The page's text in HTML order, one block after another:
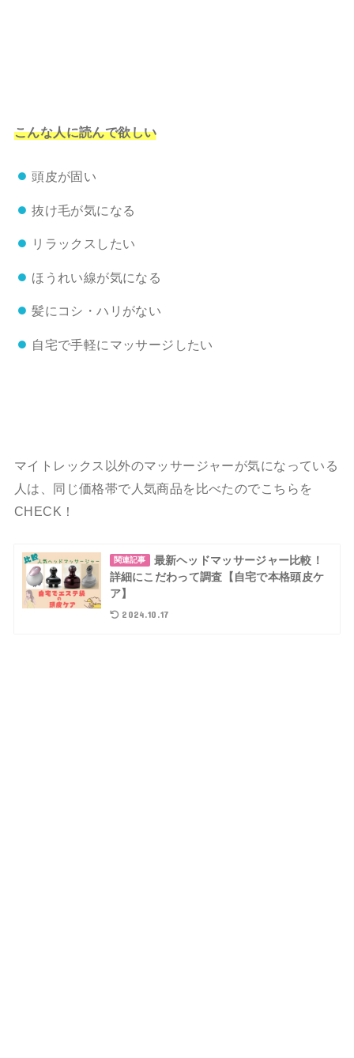
こんな人に読んで欲しい
頭皮が固い
抜け毛が気になる
リラックスしたい
ほうれい線が気になる
髪にコシ・ハリがない
自宅で手軽にマッサージしたい
マイトレックス以外のマッサージャーが気になっている
人は、同じ価格帯で人気商品を比べたのでこちらを
CHECK！
関連記事
最新ヘッドマッサージャー比較！
詳細にこだわって調査【自宅で本格頭皮ケ
ア】
2024.10.17